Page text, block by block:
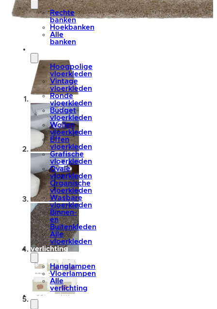
Rechte
banken
Hoekbanken
Alle
banken
Hoogpolige
vloerkleden
Vintage
vloerkleden
Ronde
vloerkleden
Budget
vloerkleden
Wollen
vloerkleden
Effen
vloerkleden
Grafische
vloerkleden
Ovale
vloerkleden
Organische
vloerkleden
Wasbare
vloerkleden
Binnen-
en
Buitenkleden
Alle
vloerkleden
verlichting
Hanglampen
Vloerlampen
Alle
verlichting
accessoires